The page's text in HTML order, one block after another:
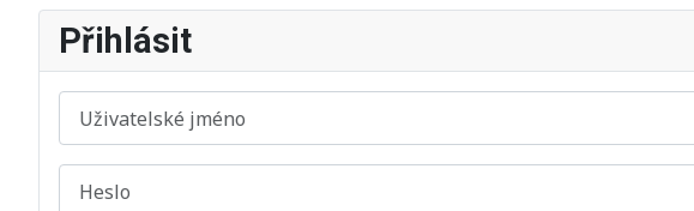
Přihlásit
Uživatelské jméno